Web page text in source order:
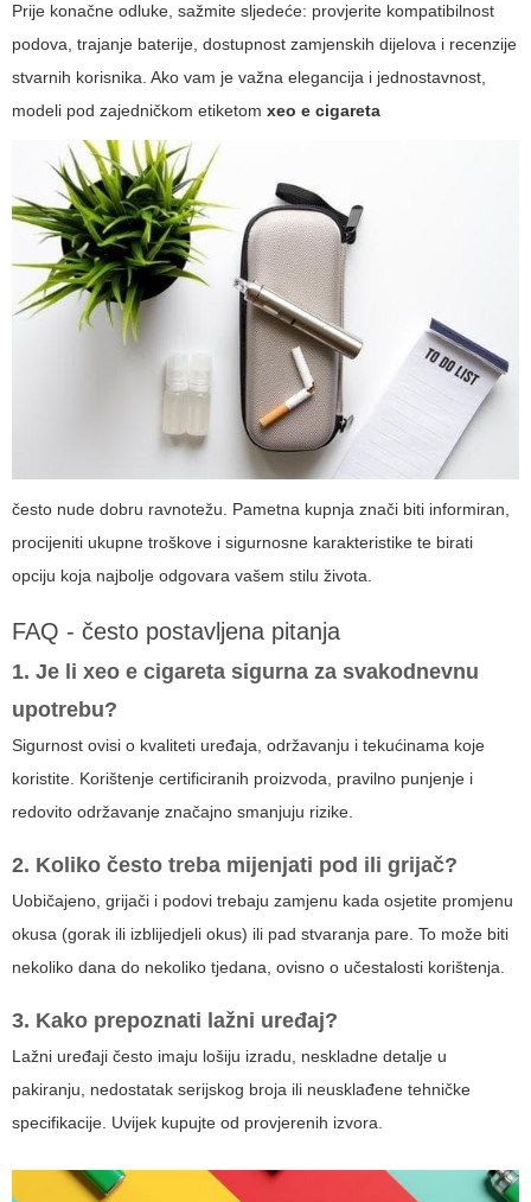
Prije konačne odluke, sažmite sljedeće: provjerite kompatibilnost
podova, trajanje baterije, dostupnost zamjenskih dijelova i recenzije
stvarnih korisnika. Ako vam je važna elegancija i jednostavnost,
modeli pod zajedničkom etiketom xeo e cigareta
često nude dobru ravnotežu. Pametna kupnja znači biti informiran,
procijeniti ukupne troškove i sigurnosne karakteristike te birati
opciju koja najbolje odgovara vašem stilu života.
FAQ - često postavljena pitanja
1. Je li xeo e cigareta sigurna za svakodnevnu
upotrebu?
Sigurnost ovisi o kvaliteti uređaja, održavanju i tekućinama koje
koristite. Korištenje certificiranih proizvoda, pravilno punjenje i
redovito održavanje značajno smanjuju rizike.
2. Koliko često treba mijenjati pod ili grijač?
Uobičajeno, grijači i podovi trebaju zamjenu kada osjetite promjenu
okusa (gorak ili izblijedjeli okus) ili pad stvaranja pare. To može biti
nekoliko dana do nekoliko tjedana, ovisno o učestalosti korištenja.
3. Kako prepoznati lažni uređaj?
Lažni uređaji često imaju lošiju izradu, neskladne detalje u
pakiranju, nedostatak serijskog broja ili neusklađene tehničke
specifikacije. Uvijek kupujte od provjerenih izvora.